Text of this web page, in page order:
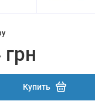
Купить